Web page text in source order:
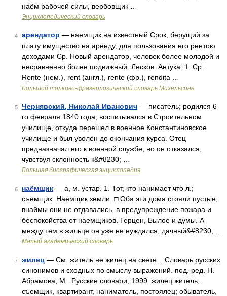
наём рабочей силы, вербовщик …
Энциклопедический словарь
4 арендатор — наемщик на известный Срок, берущий за
плату имущество на аренду, для пользования его рентою
доходами Ср. Новый арендатор, человек более молодой и
несравненно более подвижный. Лесков. Антука. 1. Ср.
Rente (нем.), rent (англ.), rente (фр.), rendita …
Большой толково-фразеологический словарь Михельсона
5 Чернявский, Николай Иванович — писатель; родился 6
го февраля 1840 года, воспитывался в Строительном
училище, откуда перешел в военное Константиновское
училище и был уволен до окончания курса. Отец
предназначал его к военной службе, но он отказался,
чувствуя склонность к&#8230; …
Большая биографическая энциклопедия
6 наёмщик — а, м. устар. 1. Тот, кто нанимает что л.;
съемщик. Наемщик земли. □ Оба эти дома стояли пустые,
внаймы они не отдавались, в предупреждение пожара и
беспокойства от наемщиков. Герцен, Былое и думы. А
между тем в жильце он уже не нуждался; дачный&#8230; …
Малый академический словарь
7 жилец — См. житель не жилец на свете... Словарь русских
синонимов и сходных по смыслу выражений. под. ред. Н.
Абрамова, М.: Русские словари, 1999. жилец житель,
съемщик, квартирант, наниматель, постоялец; обыватель,